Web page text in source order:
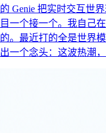
的 Genie 把实时交互世
目一个接一个。我自己
的。最近打的全是世界
出一个念头：这波热潮